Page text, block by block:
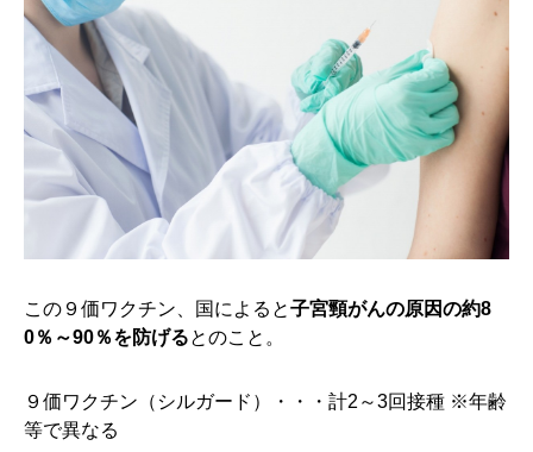
この９価ワクチン、国によると子宮頸がんの原因の約8
0％～90％を防げるとのこと。
９価ワクチン（シルガード）・・・計2～3回接種 ※年齢
等で異なる